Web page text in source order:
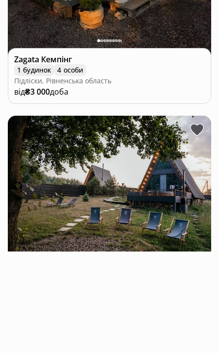
Zagata Кемпінг
1 будинок
4 особи
Підліски, Рівненська область
від₴3 000доба